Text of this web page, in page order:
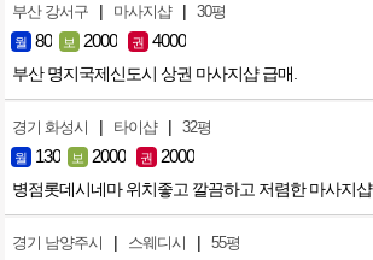
부산 강서구 | 마사지샵 | 30평
월 80 보 2000 권 4000
부산 명지국제신도시 상권 마사지샵 급매.
경기 화성시 | 타이샵 | 32평
월 130 보 2000 권 2000
병점롯데시네마 위치좋고 깔끔하고 저렴한 마사지샵
경기 남양주시 | 스웨디시 | 55평